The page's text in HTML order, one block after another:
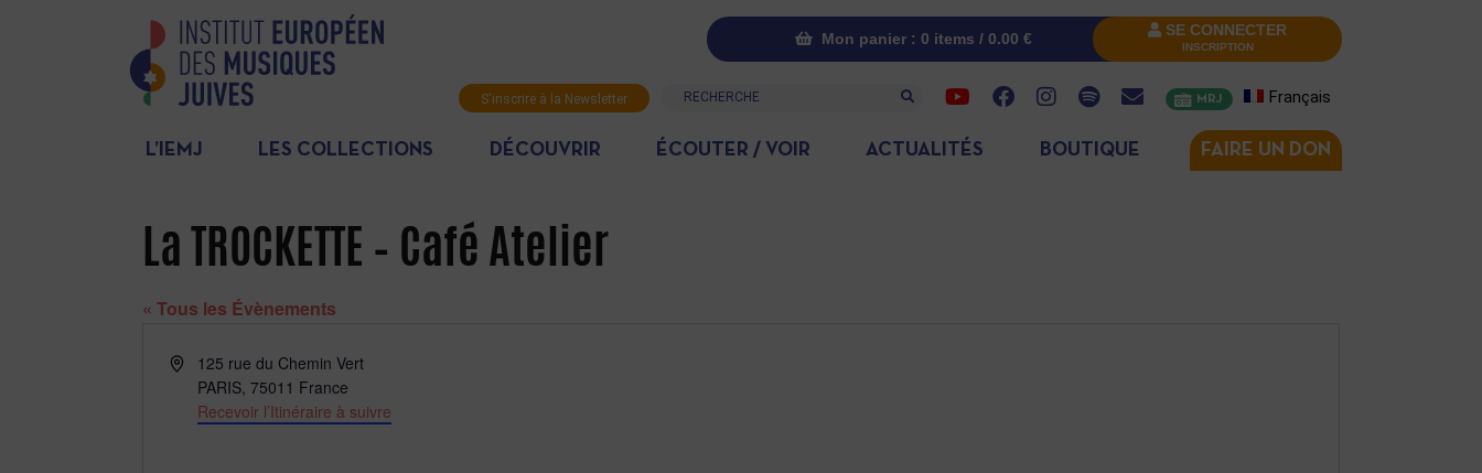
Mon panier : 0 items / 0.00 € SE CONNECTER
INSCRIPTION
S'inscrire à la Newsletter Recherche MRJ Français
L’IEMJ LES COLLECTIONS DÉCOUVRIR ÉCOUTER / VOIR ACTUALITÉS BOUTIQUE FAIRE UN DON
La TROCKETTE – Café Atelier
« Tous les Évènements
Adresse125 rue du Chemin Vert
PARIS, 75011 France
Recevoir l’Itinéraire à suivre